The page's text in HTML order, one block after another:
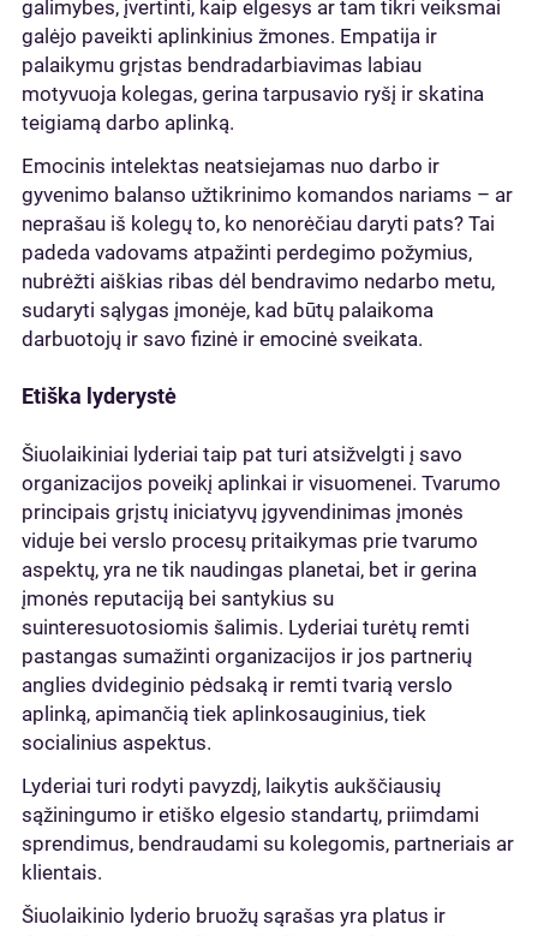
galimybes, įvertinti, kaip elgesys ar tam tikri veiksmai
galėjo paveikti aplinkinius žmones. Empatija ir
palaikymu grįstas bendradarbiavimas labiau
motyvuoja kolegas, gerina tarpusavio ryšį ir skatina
teigiamą darbo aplinką.
Emocinis intelektas neatsiejamas nuo darbo ir
gyvenimo balanso užtikrinimo komandos nariams – ar
neprašau iš kolegų to, ko nenorėčiau daryti pats? Tai
padeda vadovams atpažinti perdegimo požymius,
nubrėžti aiškias ribas dėl bendravimo nedarbo metu,
sudaryti sąlygas įmonėje, kad būtų palaikoma
darbuotojų ir savo fizinė ir emocinė sveikata.
Etiška lyderystė
Šiuolaikiniai lyderiai taip pat turi atsižvelgti į savo
organizacijos poveikį aplinkai ir visuomenei. Tvarumo
principais grįstų iniciatyvų įgyvendinimas įmonės
viduje bei verslo procesų pritaikymas prie tvarumo
aspektų, yra ne tik naudingas planetai, bet ir gerina
įmonės reputaciją bei santykius su
suinteresuotosiomis šalimis. Lyderiai turėtų remti
pastangas sumažinti organizacijos ir jos partnerių
anglies dvideginio pėdsaką ir remti tvarią verslo
aplinką, apimančią tiek aplinkosauginius, tiek
socialinius aspektus.
Lyderiai turi rodyti pavyzdį, laikytis aukščiausių
sąžiningumo ir etiško elgesio standartų, priimdami
sprendimus, bendraudami su kolegomis, partneriais ar
klientais.
Šiuolaikinio lyderio bruožų sąrašas yra platus ir